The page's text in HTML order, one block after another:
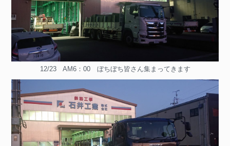
12/23 AM6：00 ぼちぼち皆さん集まってきます